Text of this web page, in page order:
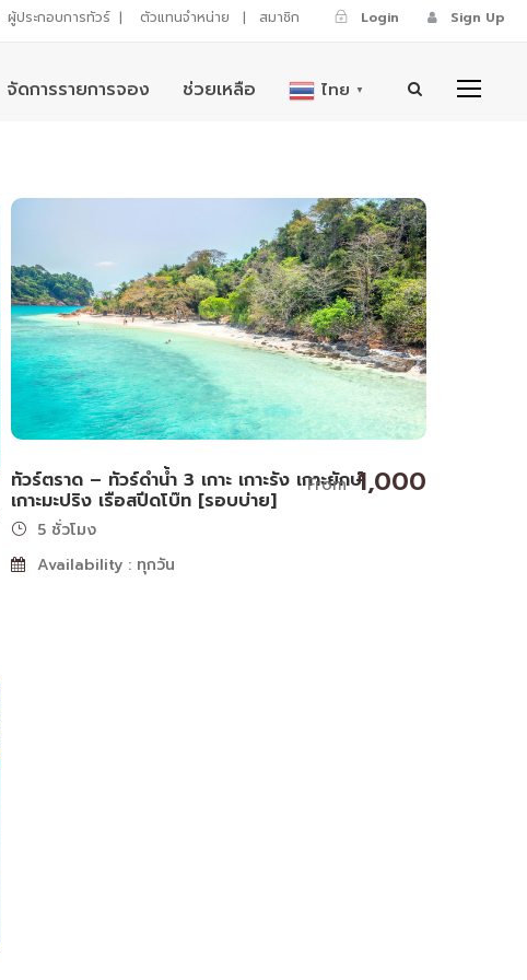
ผู้ประกอบการทัวร์ | ตัวแทนจำหน่าย | สมาชิก Login Sign Up
จัดการรายการจอง ช่วยเหลือ ไทย ▼
ทัวร์ตราด – ทัวร์ดำน้ำ 3 เกาะ เกาะรัง เกาะยักษ์
เกาะมะปริง เรือสปีดโบ๊ท [รอบบ่าย]
From 1,000
5 ชั่วโมง
Availability : ทุกวัน